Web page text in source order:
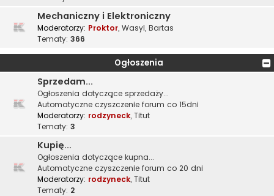
Mechaniczny i Elektroniczny
Moderatorzy: Proktor, Wasyl, Bartas
Tematy: 366
Ogłoszenia
Sprzedam...
Ogłoszenia dotyczące sprzedaży...
Automatyczne czyszczenie forum co 15dni
Moderatorzy: rodzyneck, Titut
Tematy: 3
Kupię...
Ogłoszenia dotyczące kupna...
Automatyczne czyszczenie forum co 20 dni
Moderatorzy: rodzyneck, Titut
Tematy: 2